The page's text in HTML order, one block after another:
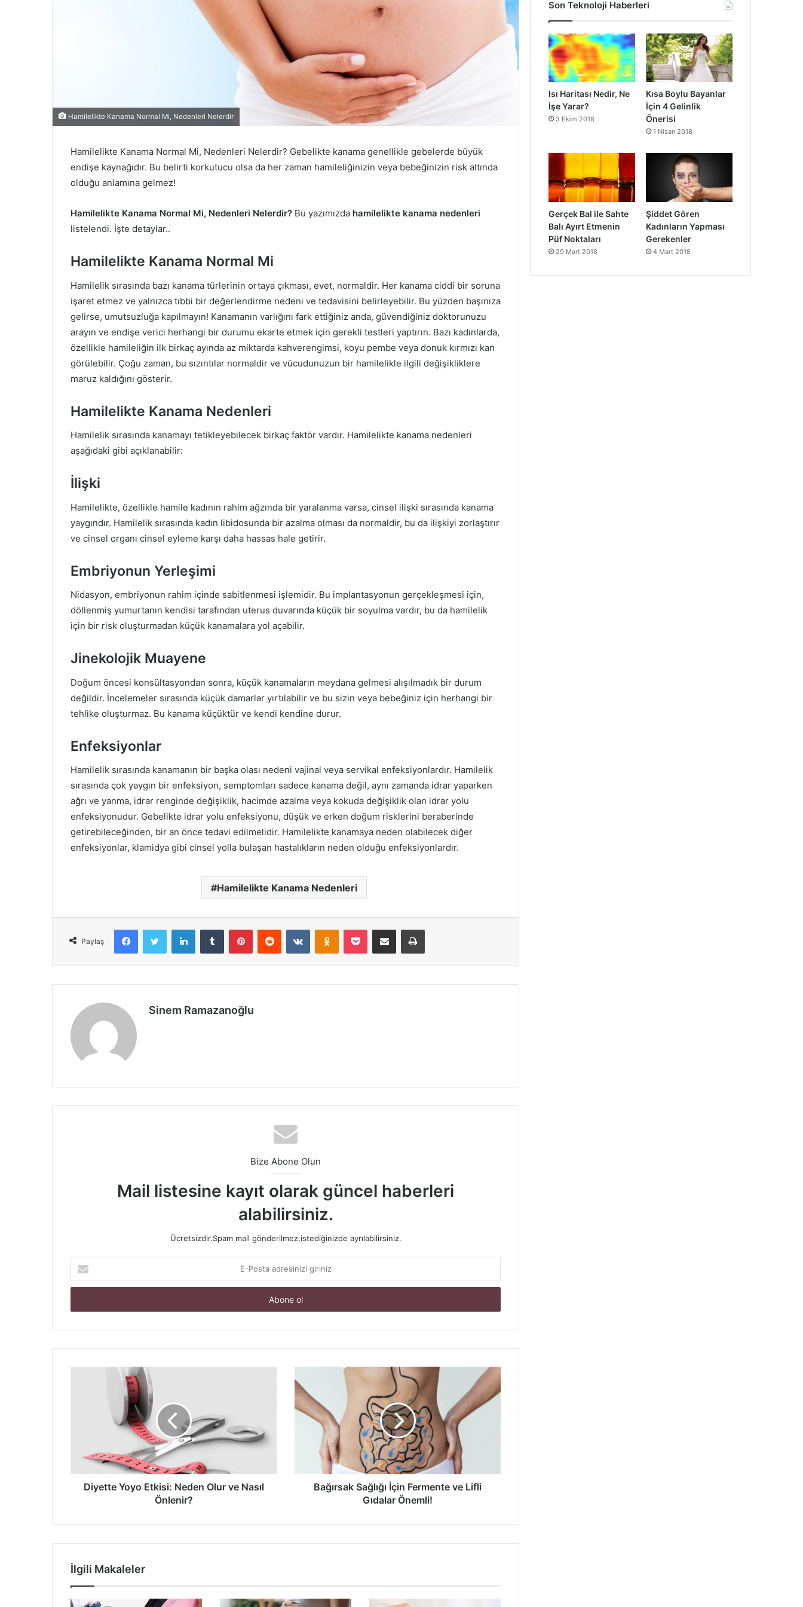
Hamilelikte Kanama Normal Mi, Nedenleri Nelerdir
Hamilelikte Kanama Normal Mi, Nedenleri Nelerdir? Gebelikte kanama genellikle gebelerde büyük
endişe kaynağıdır. Bu belirti korkutucu olsa da her zaman hamileliğinizin veya bebeğinizin risk altında
olduğu anlamına gelmez!
Hamilelikte Kanama Normal Mi, Nedenleri Nelerdir? Bu yazımızda hamilelikte kanama nedenleri
listelendi. İşte detaylar..
Hamilelikte Kanama Normal Mi
Hamilelik sırasında bazı kanama türlerinin ortaya çıkması, evet, normaldir. Her kanama ciddi bir soruna
işaret etmez ve yalnızca tıbbi bir değerlendirme nedeni ve tedavisini belirleyebilir. Bu yüzden başınıza
gelirse, umutsuzluğa kapılmayın! Kanamanın varlığını fark ettiğiniz anda, güvendiğiniz doktorunuzu
arayın ve endişe verici herhangi bir durumu ekarte etmek için gerekli testleri yaptırın. Bazı kadınlarda,
özellikle hamileliğin ilk birkaç ayında az miktarda kahverengimsi, koyu pembe veya donuk kırmızı kan
görülebilir. Çoğu zaman, bu sızıntılar normaldir ve vücudunuzun bir hamilelikle ilgili değişikliklere
maruz kaldığını gösterir.
Hamilelikte Kanama Nedenleri
Hamilelik sırasında kanamayı tetikleyebilecek birkaç faktör vardır. Hamilelikte kanama nedenleri
aşağıdaki gibi açıklanabilir:
İlişki
Hamilelikte, özellikle hamile kadının rahim ağzında bir yaralanma varsa, cinsel ilişki sırasında kanama
yaygındır. Hamilelik sırasında kadın libidosunda bir azalma olması da normaldir, bu da ilişkiyi zorlaştırır
ve cinsel organı cinsel eyleme karşı daha hassas hale getirir.
Embriyonun Yerleşimi
Nidasyon, embriyonun rahim içinde sabitlenmesi işlemidir. Bu implantasyonun gerçekleşmesi için,
döllenmiş yumurtanın kendisi tarafından uterus duvarında küçük bir soyulma vardır, bu da hamilelik
için bir risk oluşturmadan küçük kanamalara yol açabilir.
Jinekolojik Muayene
Doğum öncesi konsültasyondan sonra, küçük kanamaların meydana gelmesi alışılmadık bir durum
değildir. İncelemeler sırasında küçük damarlar yırtılabilir ve bu sizin veya bebeğiniz için herhangi bir
tehlike oluşturmaz. Bu kanama küçüktür ve kendi kendine durur.
Enfeksiyonlar
Hamilelik sırasında kanamanın bir başka olası nedeni vajinal veya servikal enfeksiyonlardır. Hamilelik
sırasında çok yaygın bir enfeksiyon, semptomları sadece kanama değil, aynı zamanda idrar yaparken
ağrı ve yanma, idrar renginde değişiklik, hacimde azalma veya kokuda değişiklik olan idrar yolu
enfeksiyonudur. Gebelikte idrar yolu enfeksiyonu, düşük ve erken doğum risklerini beraberinde
getirebileceğinden, bir an önce tedavi edilmelidir. Hamilelikte kanamaya neden olabilecek diğer
enfeksiyonlar, klamidya gibi cinsel yolla bulaşan hastalıkların neden olduğu enfeksiyonlardır.
Hamilelikte Kanama Nedenleri
Paylaş
Facebook
X LinkedInTumblr PinterestReddit VKontakteOdnoklassniki
Pocket E-Posta ile paylaş Yazdır
Sinem Ramazanoğlu
Bize Abone Olun
Mail listesine kayıt olarak güncel haberleri
alabilirsiniz.
Ücretsizdir.Spam mail gönderilmez,istediğinizde ayrılabilirsiniz.
Posta
adresinizi
Önlenir?
Diyette Yoyo Etkisi: Neden Olur ve Nasıl
Önlenir?
Sağlığı
İçin
Fermente
Gıdalar
Önemli!
Bağırsak Sağlığı İçin Fermente ve Lifli
Gıdalar Önemli!
İlgili Makaleler
Son Teknoloji Haberleri
Isı Haritası Nedir, Ne
İşe Yarar?
3 Ekim 2018
Kısa Boylu Bayanlar
İçin 4 Gelinlik
Önerisi
1 Nisan 2018
Gerçek Bal ile Sahte
Balı Ayırt Etmenin
Püf Noktaları
29 Mart 2018
Şiddet Gören
Kadınların Yapması
Gerekenler
4 Mart 2018